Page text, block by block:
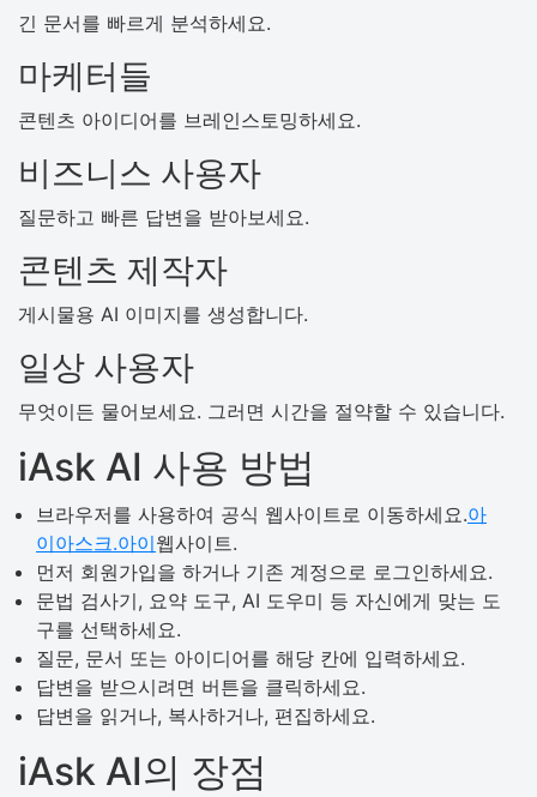
긴 문서를 빠르게 분석하세요.
마케터들
콘텐츠 아이디어를 브레인스토밍하세요.
비즈니스 사용자
질문하고 빠른 답변을 받아보세요.
콘텐츠 제작자
게시물용 AI 이미지를 생성합니다.
일상 사용자
무엇이든 물어보세요. 그러면 시간을 절약할 수 있습니다.
iAsk AI 사용 방법
브라우저를 사용하여 공식 웹사이트로 이동하세요.아
이아스크.아이웹사이트.
먼저 회원가입을 하거나 기존 계정으로 로그인하세요.
문법 검사기, 요약 도구, AI 도우미 등 자신에게 맞는 도
구를 선택하세요.
질문, 문서 또는 아이디어를 해당 칸에 입력하세요.
답변을 받으시려면 버튼을 클릭하세요.
답변을 읽거나, 복사하거나, 편집하세요.
iAsk AI의 장점